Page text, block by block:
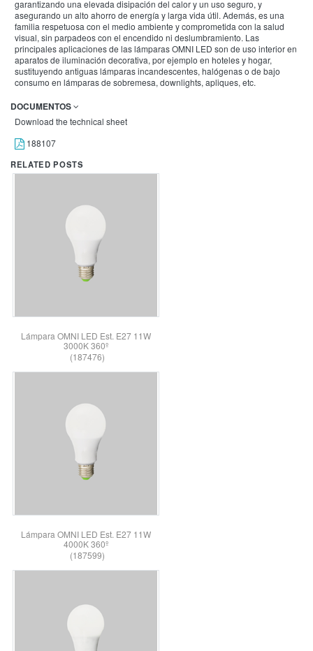
garantizando una elevada disipación del calor y un uso seguro, y
asegurando un alto ahorro de energía y larga vida útil. Además, es una
familia respetuosa con el medio ambiente y comprometida con la salud
visual, sin parpadeos con el encendido ni deslumbramiento. Las
principales aplicaciones de las lámparas OMNI LED son de uso interior en
aparatos de iluminación decorativa, por ejemplo en hoteles y hogar,
sustituyendo antiguas lámparas incandescentes, halógenas o de bajo
consumo en lámparas de sobremesa, downlights, apliques, etc.
DOCUMENTOS
Download the technical sheet
188107
RELATED POSTS
Lámpara OMNI LED Est. E27 11W
3000K 360º
(187476)
Lámpara OMNI LED Est. E27 11W
4000K 360º
(187599)